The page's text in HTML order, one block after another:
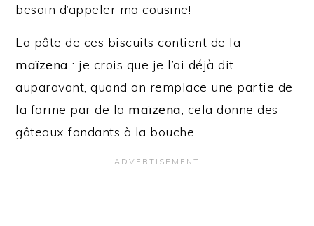
besoin d’appeler ma cousine!
La pâte de ces biscuits contient de la
maïzena: je crois que je l’ai déjà dit
auparavant, quand on remplace une partie de
la farine par de la maïzena, cela donne des
gâteaux fondants à la bouche.